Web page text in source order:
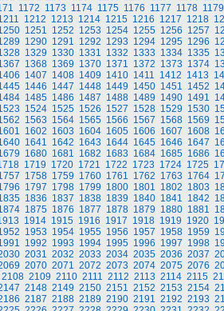
1172 1173 1174 1175 1176 1177 1178 1179
1212 1213 1214 1215 1216 1217 1218
1251 1252 1253 1254 1255 1256 1257
1290 1291 1292 1293 1294 1295 1296
1329 1330 1331 1332 1333 1334 1335
1368 1369 1370 1371 1372 1373 1374
1407 1408 1409 1410 1411 1412 1413
1446 1447 1448 1449 1450 1451 1452
1485 1486 1487 1488 1489 1490 1491
1524 1525 1526 1527 1528 1529 1530
1563 1564 1565 1566 1567 1568 1569
1602 1603 1604 1605 1606 1607 1608
1641 1642 1643 1644 1645 1646 1647
1680 1681 1682 1683 1684 1685 1686
1719 1720 1721 1722 1723 1724 1725
1758 1759 1760 1761 1762 1763 1764
1797 1798 1799 1800 1801 1802 1803
1836 1837 1838 1839 1840 1841 1842
1875 1876 1877 1878 1879 1880 1881
1914 1915 1916 1917 1918 1919 1920
1953 1954 1955 1956 1957 1958 1959
1992 1993 1994 1995 1996 1997 1998
2031 2032 2033 2034 2035 2036 2037
2070 2071 2072 2073 2074 2075 2076
2108 2109 2110 2111 2112 2113 2114 2115
2148 2149 2150 2151 2152 2153 2154
2187 2188 2189 2190 2191 2192 2193